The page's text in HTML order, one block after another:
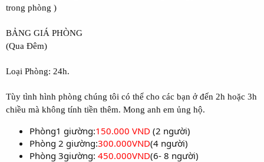
trong phòng )
BẢNG GIÁ PHÒNG
(Qua Đêm)
Loại Phòng: 24h.
Tùy tình hình phòng chúng tôi có thể cho các bạn ở đến 2h hoặc 3h
chiều mà không tính tiền thêm. Mong anh em ủng hộ.
Phòng1 giường:150.000 VND (2 người)
Phòng 2 giường:300.000VND(4 người)
Phòng 3giường: 450.000VND(6- 8 người)